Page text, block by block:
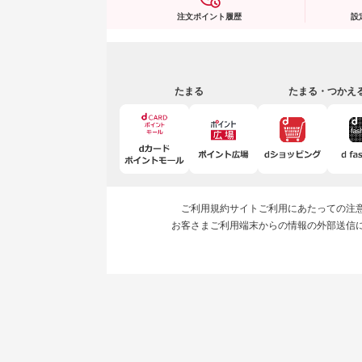
注文ポイント履歴 設
たまる たまる・つかえ
ご利用規約サイトご利用にあたっての注
お客さまご利用端末からの情報の外部送信